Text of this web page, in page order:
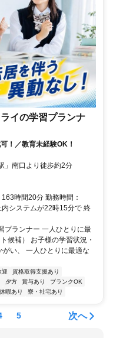
イの学習プランナ
！／教育未経験OK！
」南口より徒歩約2分
時間20分 勤務時間：
システムが22時15分で 終
プランナー 一人ひとりに最
候補） お子様の学習状況・
い、 一人ひとりに最適な
迎
資格取得支援あり
夕方 賞与あり
ブランクOK
暇あり 寮・社宅あり
5 次へ